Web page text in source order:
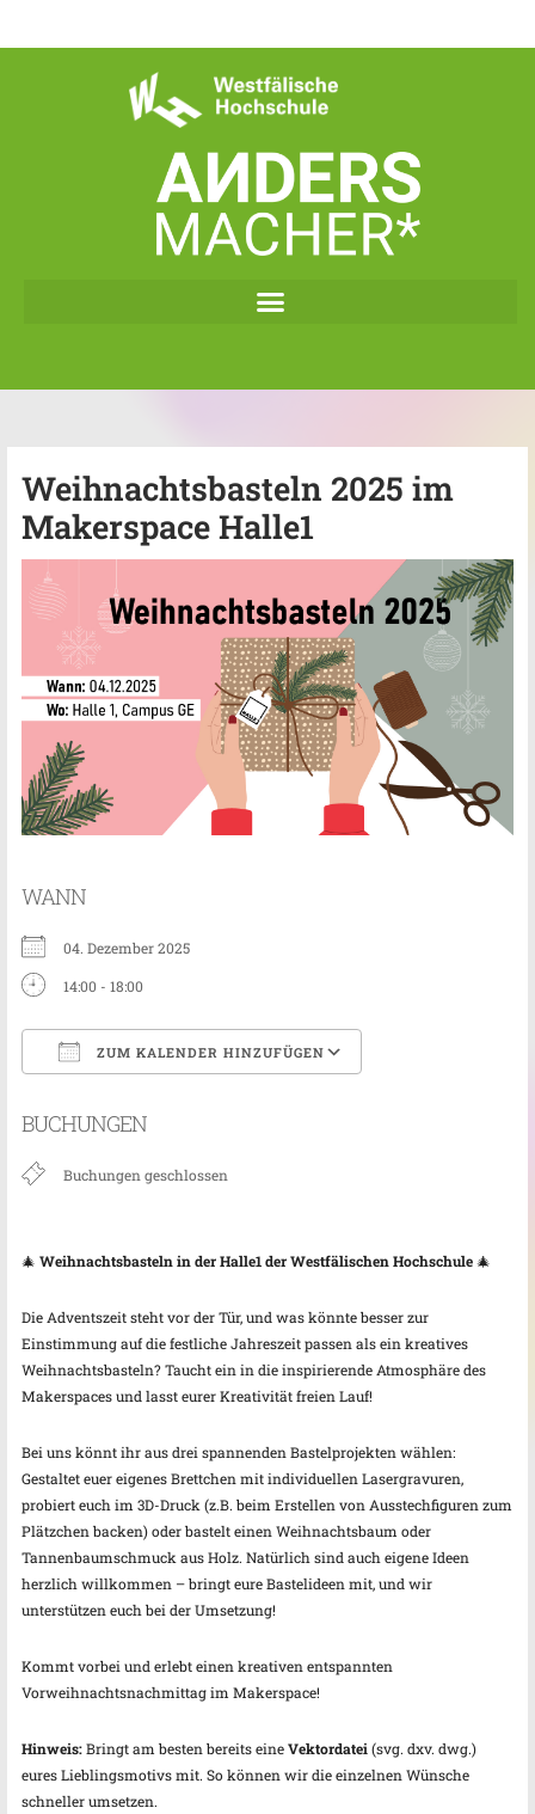
Weihnachtsbasteln 2025 im
Makerspace Halle1
WANN
04. Dezember 2025
14:00 - 18:00
ZUM KALENDER HINZUFÜGEN
BUCHUNGEN
Buchungen geschlossen
🎄Weihnachtsbasteln in der Halle1 der Westfälischen Hochschule🎄
Die Adventszeit steht vor der Tür, und was könnte besser zur
Einstimmung auf die festliche Jahreszeit passen als ein kreatives
Weihnachtsbasteln? Taucht ein in die inspirierende Atmosphäre des
Makerspaces und lasst eurer Kreativität freien Lauf!
Bei uns könnt ihr aus drei spannenden Bastelprojekten wählen:
Gestaltet euer eigenes Brettchen mit individuellen Lasergravuren,
probiert euch im 3D-Druck (z.B. beim Erstellen von Ausstechfiguren zum
Plätzchen backen) oder bastelt einen Weihnachtsbaum oder
Tannenbaumschmuck aus Holz. Natürlich sind auch eigene Ideen
herzlich willkommen – bringt eure Bastelideen mit, und wir
unterstützen euch bei der Umsetzung!
Kommt vorbei und erlebt einen kreativen entspannten
Vorweihnachtsnachmittag im Makerspace!
Hinweis:Bringt am besten bereits eineVektordatei(svg. dxv. dwg.)
eures Lieblingsmotivs mit. So können wir die einzelnen Wünsche
schneller umsetzen.